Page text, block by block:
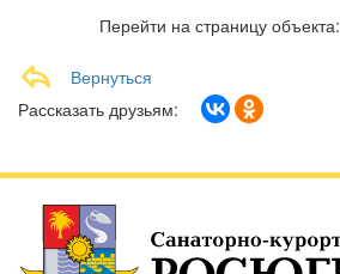
Перейти на страницу объекта:
Вернуться
Рассказать друзьям: